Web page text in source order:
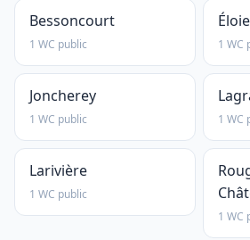
Bessoncourt
1 WC public
Éloie
1 WC
Joncherey
1 WC public 1 WC
Larivière
1 WC public
1 WC